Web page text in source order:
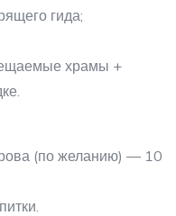
гида;
храмы +
(по желанию) — 10